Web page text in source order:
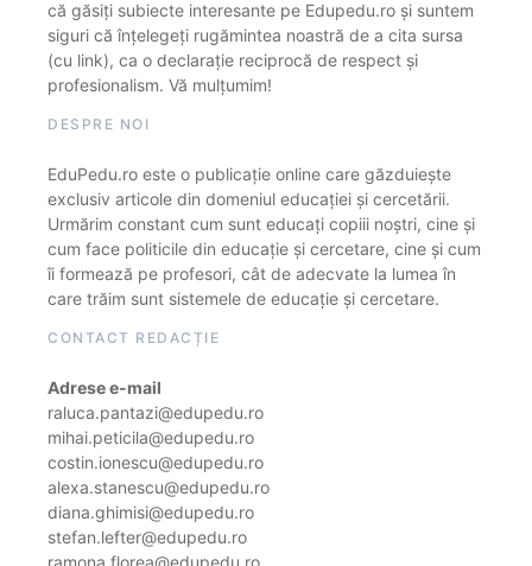
că găsiți subiecte interesante pe Edupedu.ro și suntem
siguri că înțelegeți rugămintea noastră de a cita sursa
(cu link), ca o declarație reciprocă de respect și
profesionalism. Vă mulțumim!
DESPRE NOI
EduPedu.ro este o publicație online care găzduiește
exclusiv articole din domeniul educației și cercetării.
Urmărim constant cum sunt educați copiii noștri, cine și
cum face politicile din educație și cercetare, cine și cum
îi formează pe profesori, cât de adecvate la lumea în
care trăim sunt sistemele de educație și cercetare.
CONTACT REDACȚIE
Adrese e-mail
raluca.pantazi@edupedu.ro
mihai.peticila@edupedu.ro
costin.ionescu@edupedu.ro
alexa.stanescu@edupedu.ro
diana.ghimisi@edupedu.ro
stefan.lefter@edupedu.ro
ramona.florea@edupedu.ro